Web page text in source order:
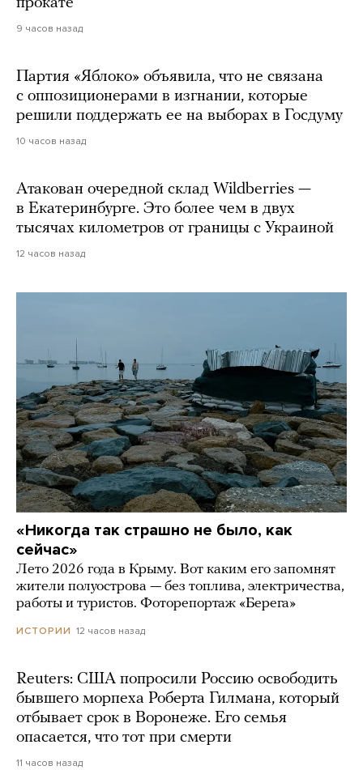
прокате
9 часов назад
Партия «Яблоко» объявила, что не связана
с оппозиционерами в изгнании, которые
решили поддержать ее на выборах в Госдуму
10 часов назад
Атакован очередной склад Wildberries —
в Екатеринбурге. Это более чем в двух
тысячах километров от границы с Украиной
12 часов назад
«Никогда так страшно не было, как
сейчас»
Лето 2026 года в Крыму. Вот каким его запомнят
жители полуострова — без топлива, электричества,
работы и туристов. Фоторепортаж «Берега»
ИСТОРИИ 12 часов назад
Reuters: США попросили Россию освободить
бывшего морпеха Роберта Гилмана, который
отбывает срок в Воронеже. Его семья
опасается, что тот при смерти
11 часов назад